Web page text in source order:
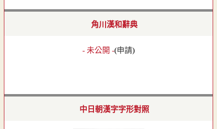
角川漢和辭典
- 未公開 -(申請)
中日朝漢字字形對照